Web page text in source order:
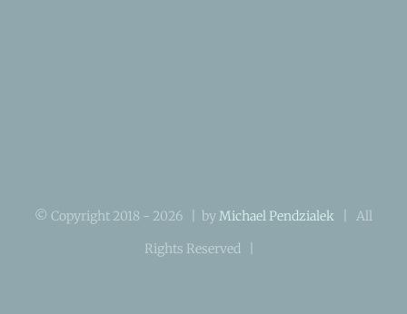
© Copyright 2018 - 2026 | byMichael Pendzialek | All
Rights Reserved |